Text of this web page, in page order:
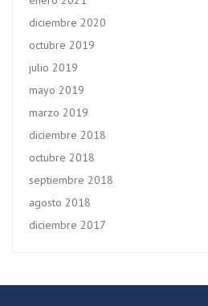
diciembre 2020
octubre 2019
julio 2019
mayo 2019
marzo 2019
diciembre 2018
octubre 2018
septiembre 2018
agosto 2018
diciembre 2017